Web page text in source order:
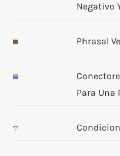
Negativo
Phrasal
Para Una